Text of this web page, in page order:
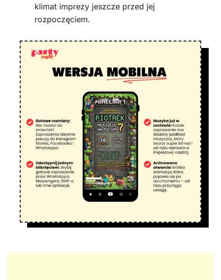
klimat imprezy jeszcze przed jej
rozpoczęciem.